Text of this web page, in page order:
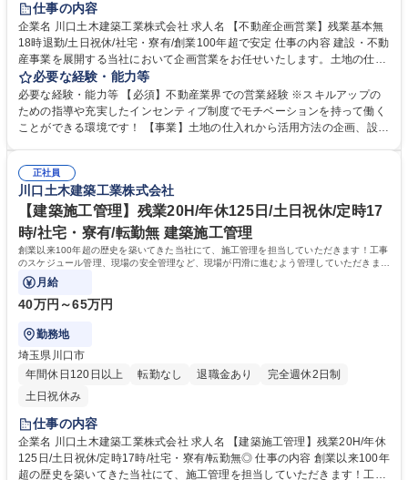
仕事の内容
企業名 川口土木建築工業株式会社 求人名 【不動産企画営業】残業基本無
18時退勤/土日祝休/社宅・寮有/創業100年超で安定 仕事の内容 建設・不動
産事業を展開する当社において企画営業をお任せいたします。土地の仕入
れから、企画・提案、管理まで一貫してご対応いただきます。建設・不動
産営業として広く営業活動を行うことが出来ます。 【1】用地の仕入れ：
不動産仲介・銀行からの情報収集。自社の特徴をPRすることで、土地情
報を仕入れやすい関係性を構築します。 【2】契約：仕入れた土地につい
ージャーとしてお金の管理や、土地調査や、設計、工事等の手配を進めま
す。 募集職種 【不動産企画営業】残業基本無18時退勤/土日祝休/社宅・寮
有/創業100年超で安定
必要な経験・能力等
必要な経験・能力等 【必須】不動産業界での営業経験 ※スキルアップの
ための指導や充実したインセンティブ制度でモチベーションを持って働く
ことができる環境です！ 【事業】土地の仕入れから活用方法の企画、設
事業は安定しています。 【働き方について】土日祝休み。残業は基本無く
17時定時。年間休日125日、平均有給取得日数8.4日とワークライフバラ
ンスが取れた環境です。平均勤続年数約15年と業界平均より長いことがそ
の証拠です！ 学歴・資格 学歴：大学院 大学 語学力： 資格：
正社員
川口土木建築工業株式会社
【建築施工管理】残業20H/年休125日/土日祝休/定時17
時/社宅・寮有/転勤無 建築施工管理
創業以来100年超の歴史を築いてきた当社にて、施工管理を担当していただきます！工事
のスケジュール管理、現場の安全管理など、現場が円滑に進むよう管理していただきま
す。
月給
40万円～65万円
勤務地
埼玉県川口市
年間休日120日以上
転勤なし 退職金あり
完全週休2日制
土日祝休み
仕事の内容
企業名 川口土木建築工業株式会社 求人名 【建築施工管理】残業20H/年休
125日/土日祝休/定時17時/社宅・寮有/転勤無◎ 仕事の内容 創業以来100年
超の歴史を築いてきた当社にて、施工管理を担当していただきます！工事